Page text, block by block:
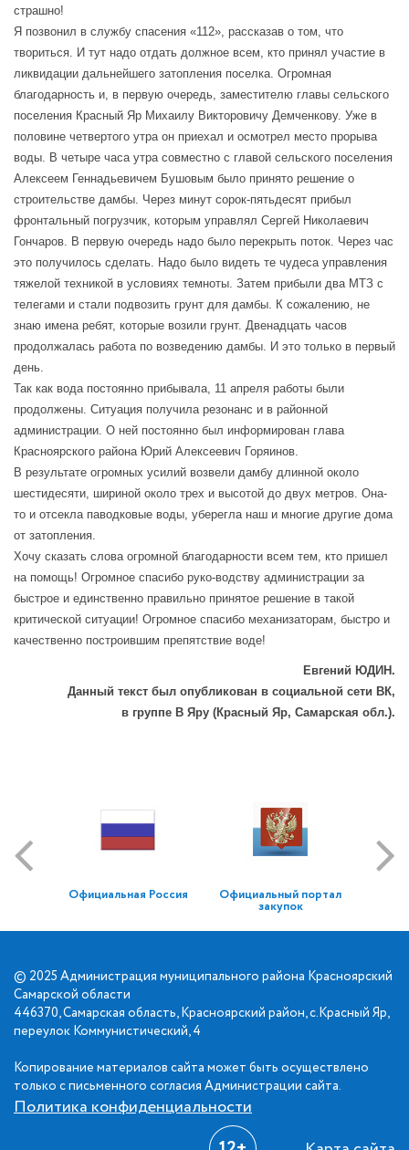
страшно!
Я позвонил в службу спасения «112», рассказав о том, что
твориться. И тут надо отдать должное всем, кто принял участие в
ликвидации дальнейшего затопления поселка. Огромная
благодарность и, в первую очередь, заместителю главы сельского
поселения Красный Яр Михаилу Викторовичу Демченкову. Уже в
половине четвертого утра он приехал и осмотрел место прорыва
воды. В четыре часа утра совместно с главой сельского поселения
Алексеем Геннадьевичем Бушовым было принято решение о
строительстве дамбы. Через минут сорок-пятьдесят прибыл
фронтальный погрузчик, которым управлял Сергей Николаевич
Гончаров. В первую очередь надо было перекрыть поток. Через час
это получилось сделать. Надо было видеть те чудеса управления
тяжелой техникой в условиях темноты. Затем прибыли два МТЗ с
телегами и стали подвозить грунт для дамбы. К сожалению, не
знаю имена ребят, которые возили грунт. Двенадцать часов
продолжалась работа по возведению дамбы. И это только в первый
день.
Так как вода постоянно прибывала, 11 апреля работы были
продолжены. Ситуация получила резонанс и в районной
администрации. О ней постоянно был информирован глава
Красноярского района Юрий Алексеевич Горяинов.
В результате огромных усилий возвели дамбу длинной около
шестидесяти, шириной около трех и высотой до двух метров. Она-
то и отсекла паводковые воды, уберегла наш и многие другие дома
от затопления.
Хочу сказать слова огромной благодарности всем тем, кто пришел
на помощь! Огромное спасибо руко-водству администрации за
быстрое и единственно правильно принятое решение в такой
критической ситуации! Огромное спасибо механизаторам, быстро и
качественно построившим препятствие воде!
Евгений ЮДИН.
Данный текст был опубликован в социальной сети ВК,
в группе В Яру (Красный Яр, Самарская обл.).
Официальная Россия Официальный портал
закупок
© 2025 Администрация муниципального района Красноярский
Самарской области
446370, Самарская область, Красноярский район, с.Красный Яр,
переулок Коммунистический, 4
Копирование материалов сайта может быть осуществлено
только с письменного согласия Администрации сайта.
Политика конфиденциальности